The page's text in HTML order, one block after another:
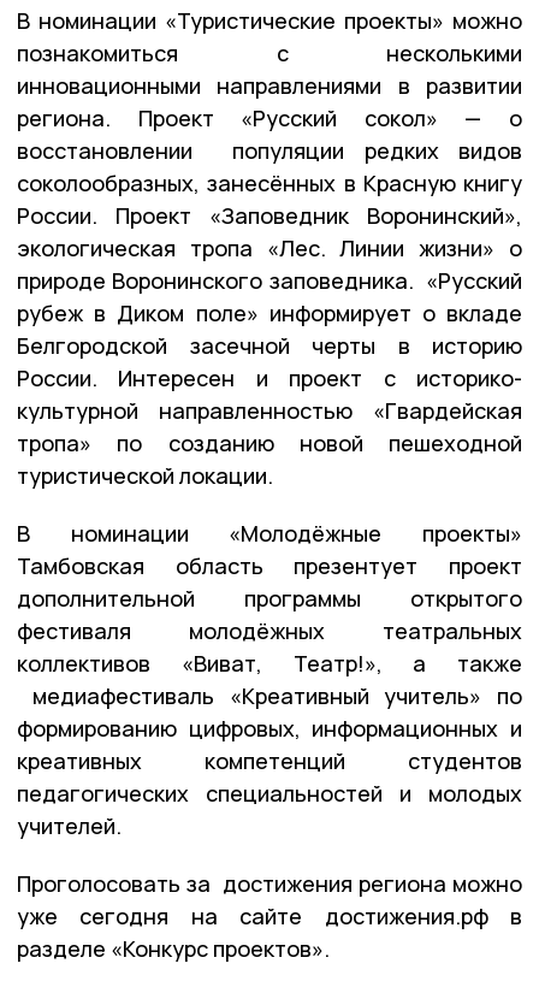
В номинации «Туристические проекты» можно
познакомиться с несколькими
инновационными направлениями в развитии
региона. Проект «Русский сокол» — о
восстановлении популяции редких видов
соколообразных, занесённых в Красную книгу
России. Проект «Заповедник Воронинский»,
экологическая тропа «Лес. Линии жизни» о
природе Воронинского заповедника. «Русский
рубеж в Диком поле» информирует о вкладе
Белгородской засечной черты в историю
России. Интересен и проект с историко-
культурной направленностью «Гвардейская
тропа» по созданию новой пешеходной
туристической локации.
В номинации «Молодёжные проекты»
Тамбовская область презентует проект
дополнительной программы открытого
фестиваля молодёжных театральных
коллективов «Виват, Театр!», а также
медиафестиваль «Креативный учитель» по
формированию цифровых, информационных и
креативных компетенций студентов
педагогических специальностей и молодых
учителей.
Проголосовать за достижения региона можно
уже сегодня на сайте достижения.рф в
разделе «Конкурс проектов».